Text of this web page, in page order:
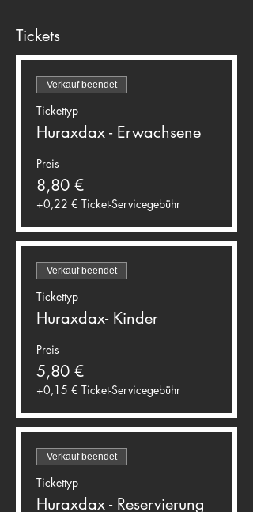
Tickets
Verkauf beendet
Tickettyp
Huraxdax - Erwachsene
Preis
8,80 €
+0,22 € Ticket-Servicegebühr
Verkauf beendet
Tickettyp
Huraxdax- Kinder
Preis
5,80 €
+0,15 € Ticket-Servicegebühr
Verkauf beendet
Tickettyp
Huraxdax - Reservierung